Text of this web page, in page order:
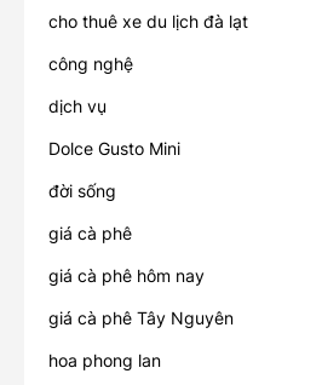
cho thuê xe du lịch đà lạt
công nghệ
dịch vụ
Dolce Gusto Mini
đời sống
giá cà phê
giá cà phê hôm nay
giá cà phê Tây Nguyên
hoa phong lan